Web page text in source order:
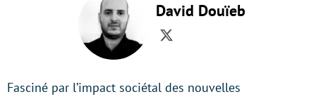
David Douïeb
Twitter
Fasciné par l’impact sociétal des nouvelles